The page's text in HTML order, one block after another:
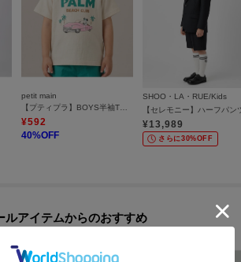
petit main
¥592
40%OFF
SHOO・LA・RUE/Kids
¥13,989
さらに30%OFF
ルアイテムからのおすすめ